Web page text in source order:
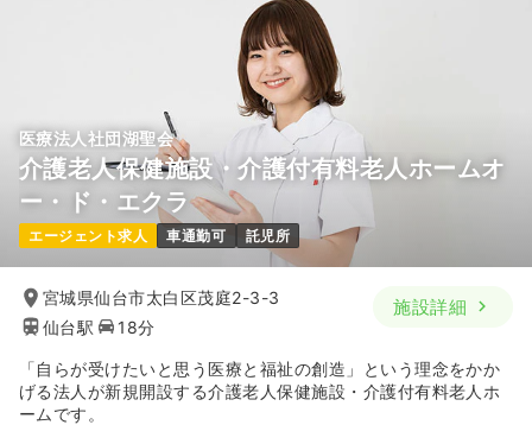
（休憩60分）
月給37万円以上可
気になる 詳細を見る
医療法人社団湖聖会
介護老人保健施設・介護付有料老人ホームオ
ー・ド・エクラ
エージェント求人 車通勤可 託児所
宮城県仙台市太白区茂庭2-3-3
仙台駅
18分
施設詳細
「自らが受けたいと思う医療と福祉の創造」という理念をかか
げる法人が新規開設する介護老人保健施設・介護付有料老人ホ
ームです。